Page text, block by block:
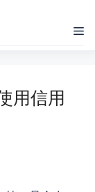
菜
用信用